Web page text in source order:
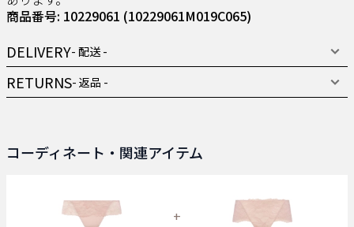
商品番号: 10229061 (10229061M019C065)
DELIVERY- 配送 -
RETURNS- 返品 -
コーディネート・関連アイテム
+